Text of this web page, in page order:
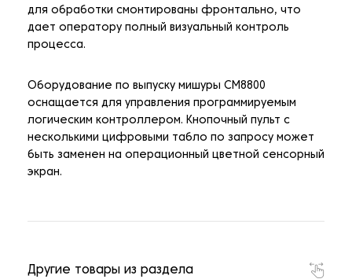
для обработки смонтированы фронтально, что
дает оператору полный визуальный контроль
процесса.
Оборудование по выпуску мишуры CM8800
оснащается для управления программируемым
логическим контроллером. Кнопочный пульт с
несколькими цифровыми табло по запросу может
быть заменен на операционный цветной сенсорный
экран.
Другие товары из раздела